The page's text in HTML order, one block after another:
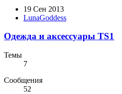
19 Сен 2013
LunaGoddess
Одежда и аксессуары TS1
Темы
7
Сообщения
52